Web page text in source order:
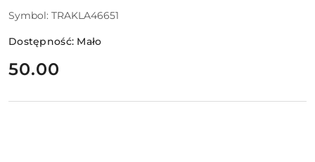
Symbol: TRAKLA46651
Dostępność: Mało
cena:
50.00